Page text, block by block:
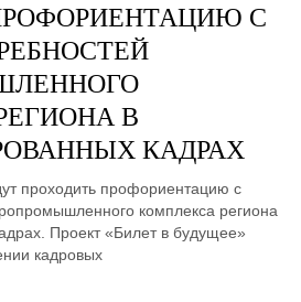
С
В
КАДРАХ
проходить профориентацию с
комплекса региона
Проект «Билет в будущее»
кадровых